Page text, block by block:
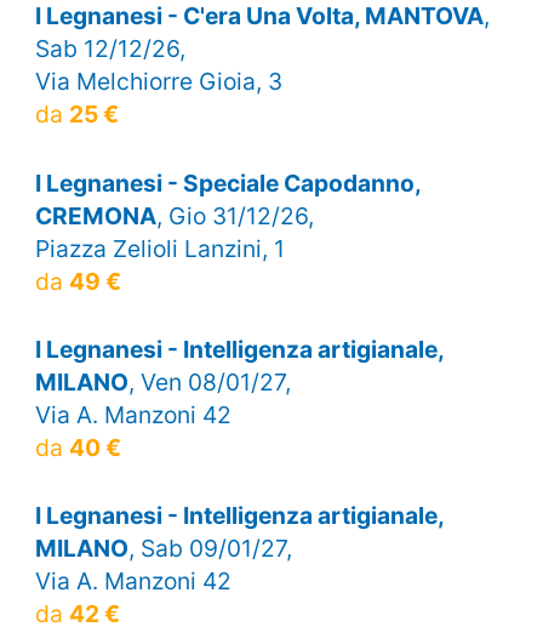
I Legnanesi - C'era Una Volta, MANTOVA,
Sab 12/12/26,
Via Melchiorre Gioia, 3
da 25 €
I Legnanesi - Speciale Capodanno,
CREMONA, Gio 31/12/26,
Piazza Zelioli Lanzini, 1
da 49 €
I Legnanesi - Intelligenza artigianale,
MILANO, Ven 08/01/27,
Via A. Manzoni 42
da 40 €
I Legnanesi - Intelligenza artigianale,
MILANO, Sab 09/01/27,
Via A. Manzoni 42
da 42 €